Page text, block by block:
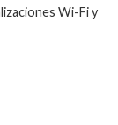
Wi-Fi y